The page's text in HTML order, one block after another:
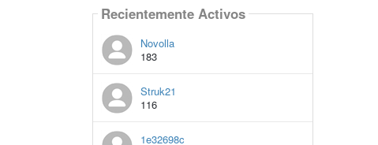
Recientemente Activos
Novolla
183
Struk21
116
1e32698c